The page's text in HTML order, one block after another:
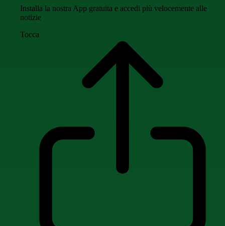
Installa la nostra App gratuita e accedi più velocemente alle
notizie
Tocca